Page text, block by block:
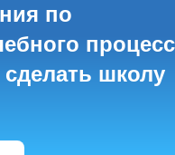
по
сделать школу